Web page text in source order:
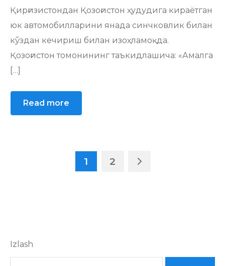
Қирғизистондан Қозоғистон ҳудудига кираётган
юк автомобилларини янада синчковлик билан
кўздан кечириш билан изоҳламоқда.
Қозоғистон томонининг таъкидлашича: «Амалга
[…]
Read more
1 2
Izlash